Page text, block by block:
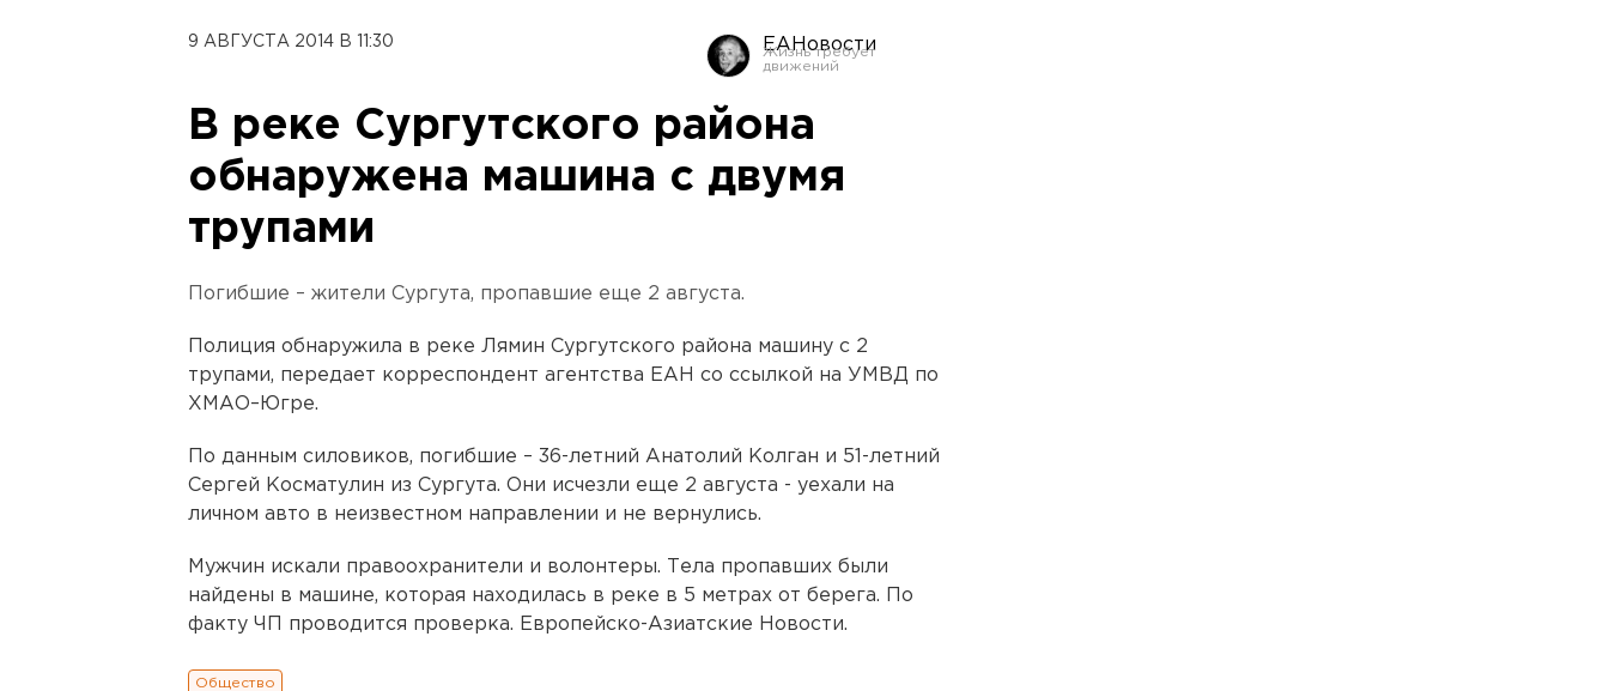
9 АВГУСТА 2014 В 11:30 ЕАНовости
В реке Сургутского района
обнаружена машина с двумя
трупами
Погибшие – жители Сургута, пропавшие еще 2 августа.
Полиция обнаружила в реке Лямин Сургутского района машину с 2
трупами, передает корреспондент агентства ЕАН со ссылкой на УМВД по
ХМАО–Югре.
По данным силовиков, погибшие – 36-летний Анатолий Колган и 51-летний
Сергей Косматулин из Сургута. Они исчезли еще 2 августа - уехали на
личном авто в неизвестном направлении и не вернулись.
Мужчин искали правоохранители и волонтеры. Тела пропавших были
найдены в машине, которая находилась в реке в 5 метрах от берега. По
факту ЧП проводится проверка. Европейско-Азиатские Новости.
Общество